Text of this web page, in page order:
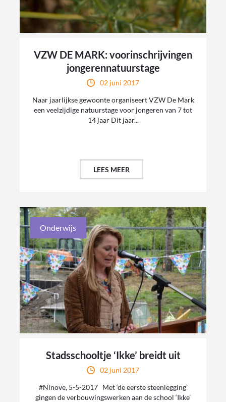
VZW DE MARK: voorinschrijvingen
jongerennatuurstage
02 juni 2017
Naar jaarlijkse gewoonte organiseert VZW De Mark
een veelzijdige natuurstage voor jongeren van 7 tot
14 jaar Dit jaar...
LEES MEER
Onderwijs
Stadsschooltje ‘Ikke’ breidt uit
02 juni 2017
#Ninove, 5-5-2017 Met ‘de eerste steenlegging’
gingen de verbouwingswerken aan de school ‘Ikke’